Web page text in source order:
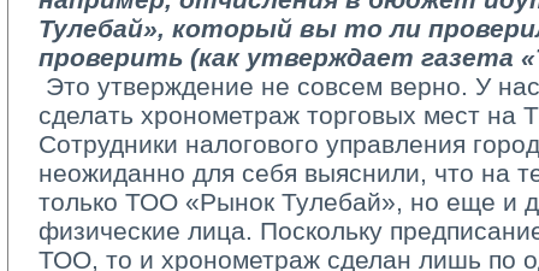
Тулебай», который вы то ли
проверить (как утверждает газета
Это утверждение не совсем верно. У
сделать хронометраж торговых мест
Сотрудники налогового управления
неожиданно для себя выяснили, что на
только ТОО «Рынок Тулебай», но еще и
физические лица. Поскольку
ТОО, то и хронометраж сделан лишь по